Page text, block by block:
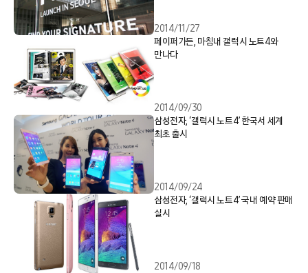
2014/11/27
페이퍼가든, 마침내 갤럭시 노트4와
만나다
2014/09/30
삼성전자, ‘갤럭시 노트4’ 한국서 세계
최초 출시
2014/09/24
삼성전자, ‘갤럭시 노트4’ 국내 예약 판매
실시
2014/09/18